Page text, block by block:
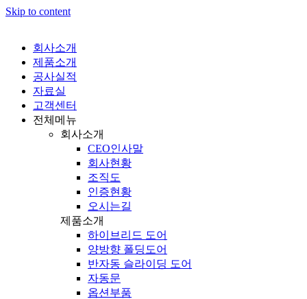
Skip to content
회사소개
제품소개
공사실적
자료실
고객센터
전체메뉴
회사소개
CEO인사말
회사현황
조직도
인증현황
오시는길
제품소개
하이브리드 도어
양방향 폴딩도어
반자동 슬라이딩 도어
자동문
옵션부품